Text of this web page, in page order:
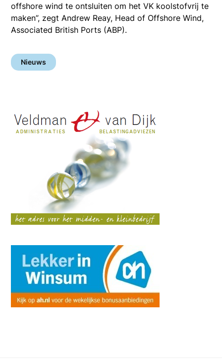
offshore wind te ontsluiten om het VK koolstofvrij te
maken”, zegt Andrew Reay, Head of Offshore Wind,
Associated British Ports (ABP).
Nieuws